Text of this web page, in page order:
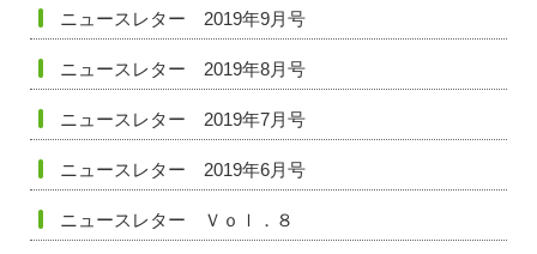
ニュースレター 2019年9月号
ニュースレター 2019年8月号
ニュースレター 2019年7月号
ニュースレター 2019年6月号
ニュースレター Ｖｏｌ．８